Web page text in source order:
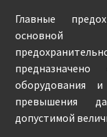
Главные
основной
оборудования
превышения
допустимой